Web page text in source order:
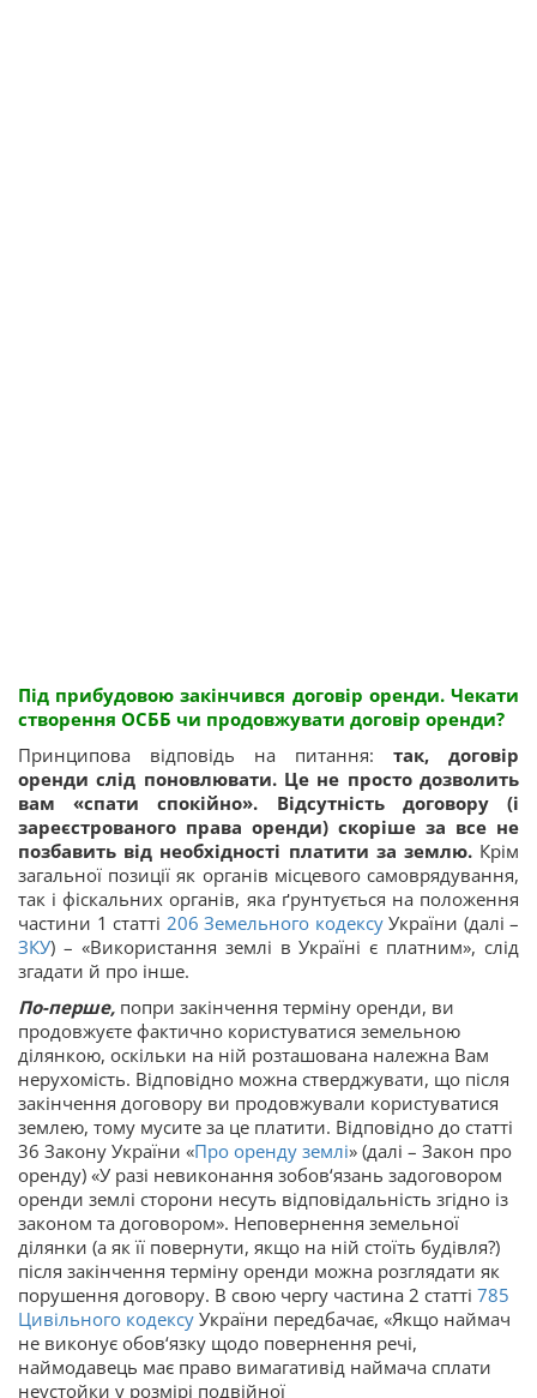
Під прибудовою закінчився договір оренди. Чекати
створення ОСББ чи продовжувати договір оренди?
Принципова відповідь на питання: так, договір
оренди слід поновлювати. Це не просто дозволить
вам «спати спокійно». Відсутність договору (і
зареєстрованого права оренди) скоріше за все не
позбавить від необхідності платити за землю.Крім
загальної позиції як органів місцевого самоврядування,
так і фіскальних органів, яка ґрунтується на положення
частини 1 статті 206 Земельного кодексуУкраїни (далі –
ЗКУ) – «Використання землі в Україні є платним», слід
згадати й про інше.
По-перше, попри закінчення терміну оренди, ви
продовжуєте фактично користуватися земельною
ділянкою, оскільки на ній розташована належна Вам
нерухомість. Відповідно можна стверджувати, що після
закінчення договору ви продовжували користуватися
землею, тому мусите за це платити. Відповідно до статті
36 Закону України «Про оренду землі» (далі – Закон про
оренду) «У разі невиконання зобов‘язань задоговором
оренди землі сторони несуть відповідальність згідно із
законом та договором». Неповернення земельної
ділянки (а як її повернути, якщо на ній стоїть будівля?)
після закінчення терміну оренди можна розглядати як
порушення договору. В свою чергу частина 2 статті 785
Цивільного кодексу України передбачає, «Якщо наймач
не виконує обов‘язку щодо повернення речі,
наймодавець має право вимагативід наймача сплати
неустойки у розмірі подвійної